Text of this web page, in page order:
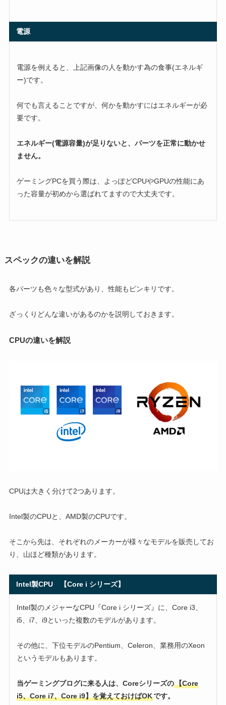
電源
電源を例えると、上記画像の人を動かす為の食事(エネルギ
ー)です。
何でも言えることですが、何かを動かすにはエネルギーが必
要です。
エネルギー(電源容量)が足りないと、パーツを正常に動かせ
ません。
ゲーミングPCを買う際は、よっぽどCPUやGPUの性能にあ
った容量が初めから選ばれてますので大丈夫です。
スペックの違いを解説
各パーツも色々な型式があり、性能もピンキリです。
ざっくりどんな違いがあるのかを説明しておきます。
CPUの違いを解説
CPUは大きく分けて2つあります。
Intel製のCPUと、AMD製のCPUです。
そこから先は、それぞれのメーカーが様々なモデルを販売してお
り、山ほど種類があります。
Intel製CPU 【Core i シリーズ】
Intel製のメジャーなCPU『Core i シリーズ』に、Core i3、
i5、i7、i9といった複数のモデルがあります。
その他に、下位モデルのPentium、Celeron、業務用のXeon
というモデルもあります。
当ゲーミングブログに来る人は、Coreシリーズの【Core
i5、Core i7、Core i9】を覚えておけばOKです。